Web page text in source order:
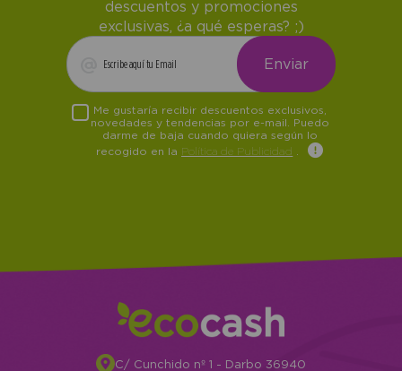
descuentos y promociones
exclusivas, ¿a qué esperas? ;)
Me gustaría recibir descuentos exclusivos,
novedades y tendencias por e-mail. Puedo
darme de baja cuando quiera según lo
recogido en la Política de Publicidad
C/ Cunchido nº 1 - Darbo 36940